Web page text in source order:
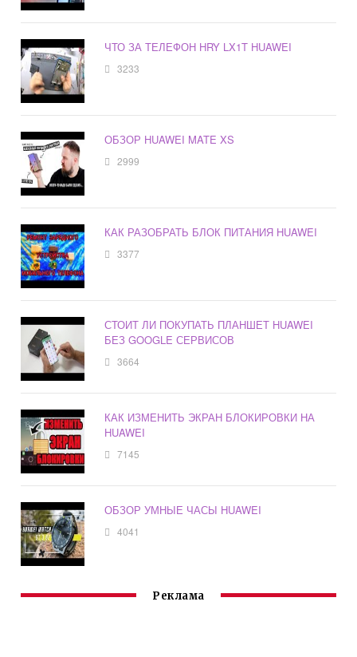
ЧТО ЗА ТЕЛЕФОН HRY LX1T HUAWEI
3233
ОБЗОР HUAWEI MATE XS
2999
КАК РАЗОБРАТЬ БЛОК ПИТАНИЯ HUAWEI
3377
СТОИТ ЛИ ПОКУПАТЬ ПЛАНШЕТ HUAWEI
БЕЗ GOOGLE СЕРВИСОВ
3664
КАК ИЗМЕНИТЬ ЭКРАН БЛОКИРОВКИ НА
HUAWEI
7145
ОБЗОР УМНЫЕ ЧАСЫ HUAWEI
4041
Реклама